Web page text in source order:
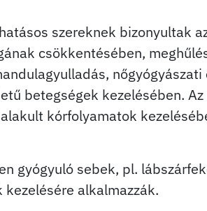
szereknek bizonyultak
csökkentésében,
betegségek kezelésében.
kórfolyamatok
gyógyuló sebek, pl.
alkalmazzák.